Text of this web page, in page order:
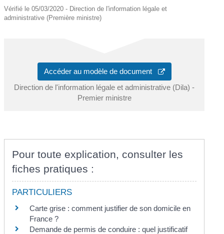
Vérifié le 05/03/2020 - Direction de l'information légale et
administrative (Première ministre)
Accéder au modèle de document
Direction de l'information légale et administrative (Dila) -
Premier ministre
Pour toute explication, consulter les
fiches pratiques :
PARTICULIERS
Carte grise : comment justifier de son domicile en
France ?
Demande de permis de conduire : quel justificatif